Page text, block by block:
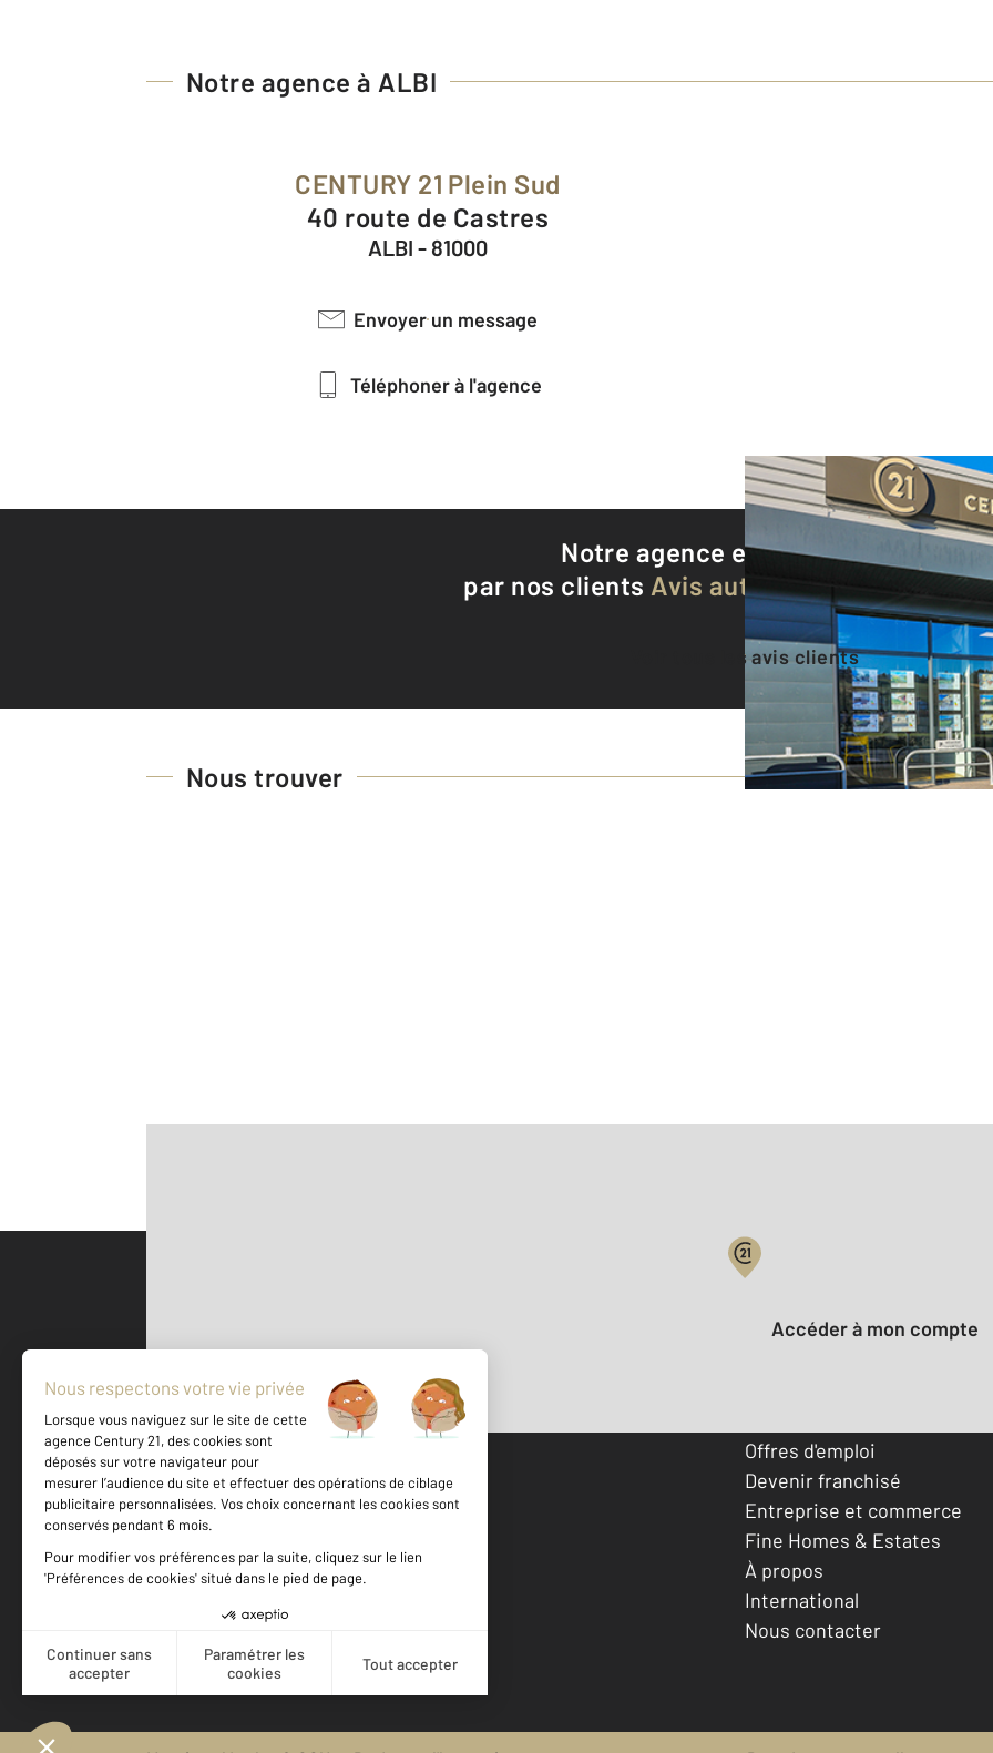
Notre agence à ALBI
CENTURY 21 Plein Sud
40 route de Castres
ALBI - 81000
Envoyer un message
Téléphoner à l'agence
Notre agence est notée 9,5/10
par nos clients Avis authentifiés par
Voir tous les avis clients
Nous trouver
500 m ©Mappy
Votre compte :
Accéder à mon compte
Votre agence est notée
Achat
Location
Offres d'emploi
Devenir franchisé
Entreprise et commerce
Fine Homes & Estates
À propos
International
Nous contacter